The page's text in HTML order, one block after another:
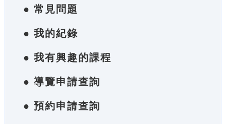
● 常見問題
● 我的紀錄
● 我有興趣的課程
● 導覽申請查詢
● 預約申請查詢